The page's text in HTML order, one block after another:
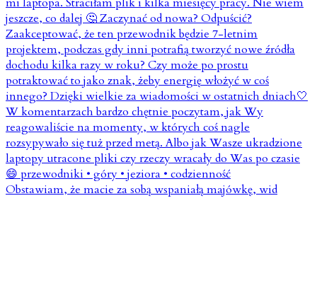
Obstawiam, że macie za sobą wspaniałą majówkę, wid